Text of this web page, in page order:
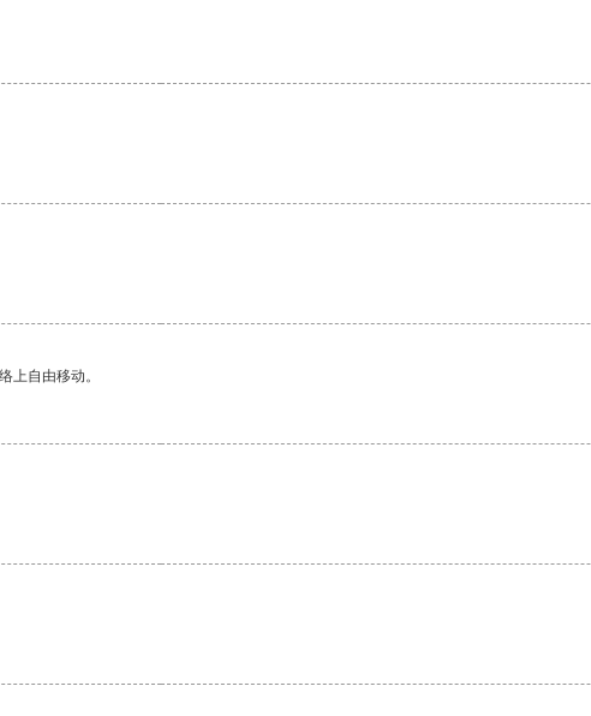
上自由移动。